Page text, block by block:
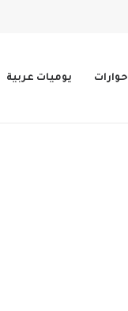
حوارات يوميات عربية